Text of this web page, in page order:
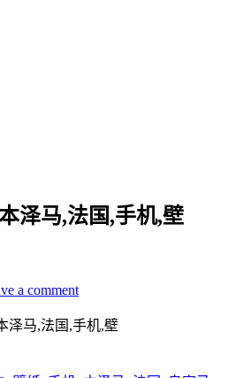
泽马,法国,手机,壁
a comment